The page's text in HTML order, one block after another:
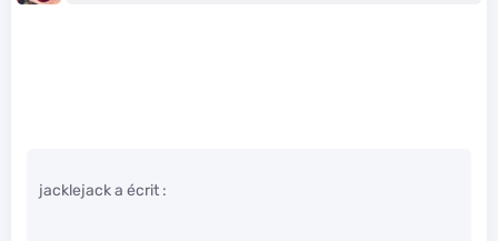
jacklejack a écrit :